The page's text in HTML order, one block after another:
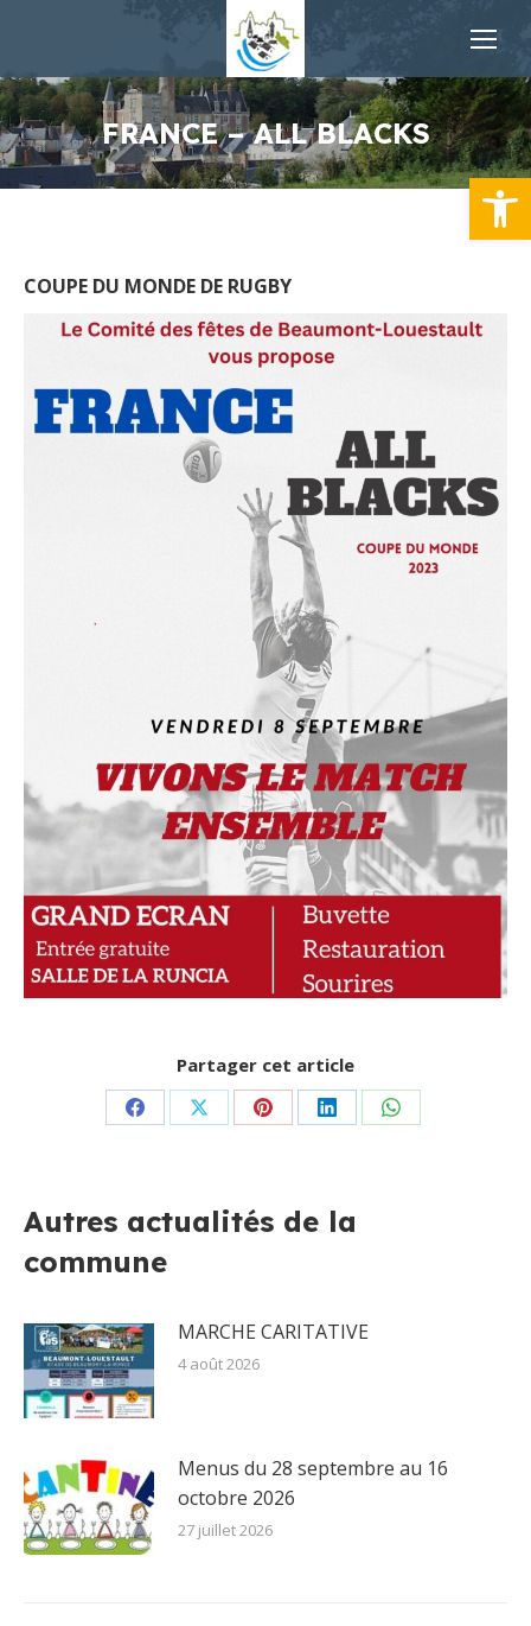
Ouvrir
FRANCE – ALL BLACKS
COUPE DU MONDE DE RUGBY
Partager cet article
PartagerPartagerPartagerPartagerPartager
Autres actualités de la
commune
MARCHE CARITATIVE
4 août 2026
Menus du 28 septembre au 16
octobre 2026
27 juillet 2026